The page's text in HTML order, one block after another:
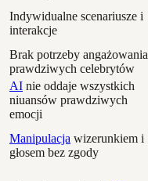
Indywidualne scenariusze i
interakcje
Brak potrzeby angażowania
prawdziwych celebrytów
AI nie oddaje wszystkich
niuansów prawdziwych
emocji
Manipulacja wizerunkiem i
głosem bez zgody